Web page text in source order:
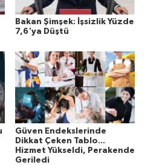
Bakan Şimşek: İşsizlik Yüzde
7,6'ya Düştü
Güven Endekslerinde
Dikkat Çeken Tablo...
Hizmet Yükseldi, Perakende
Geriledi